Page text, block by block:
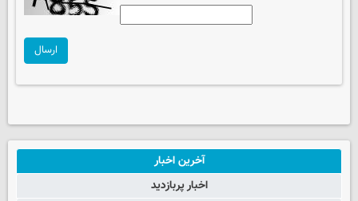
ارسال
آخرین اخبار
اخبار پربازدید